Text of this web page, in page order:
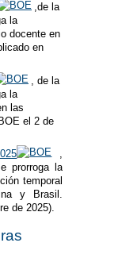
,de la
la
docente en
en
, de la
la
las
el 2 de
,
prorroga la
temporal
y Brasil.
de 2025).